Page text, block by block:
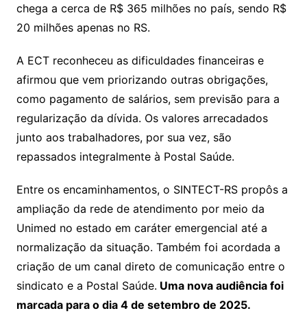
chega a cerca de R$ 365 milhões no país, sendo R$
20 milhões apenas no RS.
A ECT reconheceu as dificuldades financeiras e
afirmou que vem priorizando outras obrigações,
como pagamento de salários, sem previsão para a
regularização da dívida. Os valores arrecadados
junto aos trabalhadores, por sua vez, são
repassados integralmente à Postal Saúde.
Entre os encaminhamentos, o SINTECT-RS propôs a
ampliação da rede de atendimento por meio da
Unimed no estado em caráter emergencial até a
normalização da situação. Também foi acordada a
criação de um canal direto de comunicação entre o
sindicato e a Postal Saúde. Uma nova audiência foi
marcada para o dia 4 de setembro de 2025.